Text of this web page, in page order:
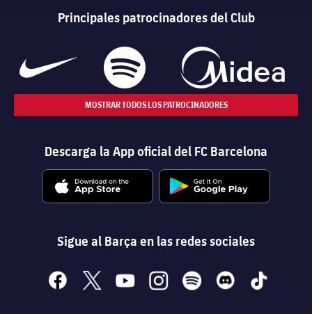
Principales patrocinadores del Club
MOSTRAR TODOS LOS PATROCINADORES
Descarga la App oficial del FC Barcelona
Sigue al Barça en las redes sociales
facebook
x youtubeinstagramspotify discord tiktok